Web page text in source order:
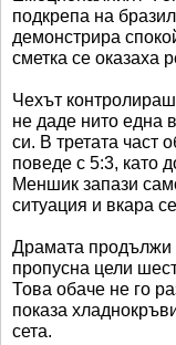
подкрепа на
демонстрира
сметка се оказаха
Чехът
не даде нито една
си. В третата част
поведе с 5:3, като
Меншик запази
ситуация и вкара
Драмата продължи
пропусна цели
Това обаче не го
показа
сета.